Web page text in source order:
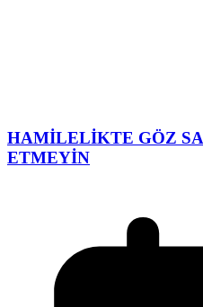
HAMİLELİKTE GÖZ
ETMEYİN